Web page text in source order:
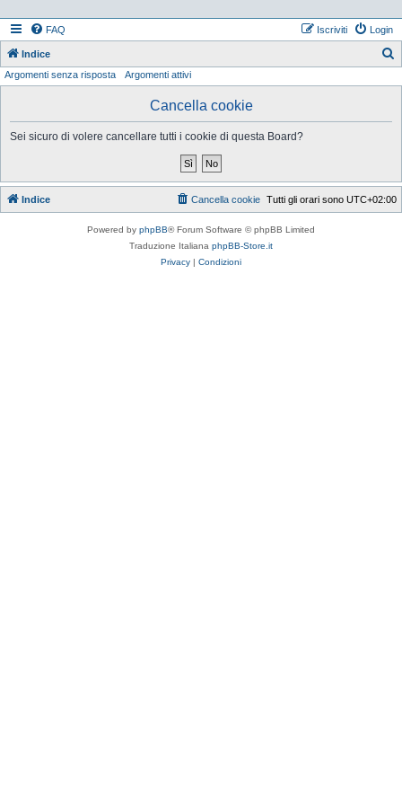
FAQ Login
Iscriviti
Indice
Argomenti senza risposta Argomenti attivi
Cancella cookie
Sei sicuro di volere cancellare tutti i cookie di questa Board?
Indice Tutti gli orari sono UTC+02:00
Cancella cookie
Powered by phpBB® Forum Software © phpBB Limited
Traduzione Italiana phpBB-Store.it
Privacy | Condizioni